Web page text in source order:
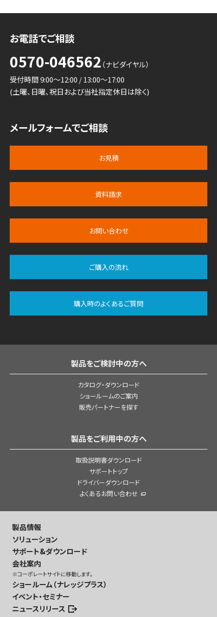
お電話でご相談
0570-046562 （ナビダイヤル）
受付時間 9:00～12:00 / 13:00～17:00
(土曜、日曜、祝日および当社指定休日は除く)
メールフォームでご相談
お見積
資料請求
お問い合わせ
ご購入の流れ
購入時のよくあるご質問
製品をご検討中の方へ
カタログ・ダウンロード
ショールームのご案内
販売パートナーを探す
製品をご利用中の方へ
取扱説明書ダウンロード
サポートトップ
ドライバーダウンロード
よくあるお問い合わせ
製品情報
ソリューション
サポート&ダウンロード
会社案内
※コーポレートサイトに移動します。
ショールーム（ナレッジプラス）
イベント・セミナー
ニュースリリース